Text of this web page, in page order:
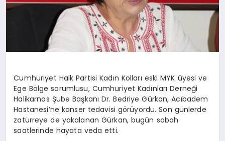
Cumhuriyet Halk Partisi Kadın Kolları eski MYK üyesi ve
Ege Bölge sorumlusu, Cumhuriyet Kadınları Derneği
Halikarnas Şube Başkanı Dr. Bedriye Gürkan, Acıbadem
Hastanesi’ne kanser tedavisi görüyordu. Son günlerde
zatürreye de yakalanan Gürkan, bugün sabah
saatlerinde hayata veda etti.